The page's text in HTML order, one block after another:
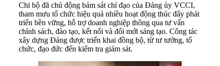
Chi bộ đã chủ động bám sát chỉ đạo của Đảng ủy VCCI,
tham mưu tổ chức hiệu quả nhiều hoạt động thúc đẩy phát
triển bền vững, hỗ trợ doanh nghiệp thông qua tư vấn
chính sách, đào tạo, kết nối và đổi mới sáng tạo. Công tác
xây dựng Đảng được triển khai đồng bộ, từ tư tưởng, tổ
chức, đạo đức đến kiểm tra giám sát.